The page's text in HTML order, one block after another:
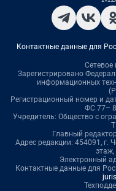
Контактные данные для
Сетевое
Зарегистрировано
информационных
Регистрационный номер и
ФС 77–
Учредитель: Общество с
Главный
Адрес редакции: 454091, г.
этаж,
Электронный
Контактные данные для